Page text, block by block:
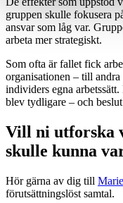
gruppen skulle fokusera
ansvar som låg var.
arbeta mer strategiskt.
Som ofta är fallet fick
organisationen – till
individers egna
blev tydligare – och beslut
Vill ni utforska
skulle kunna
Hör gärna av dig till
förutsättningslöst samtal.